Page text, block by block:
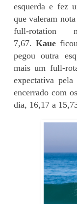
esquerda e fez
que valeram
full-rotation
7,67. Kaueficou
pegou outra
mais um full-
expectativa
encerrado com
dia, 16,17 a